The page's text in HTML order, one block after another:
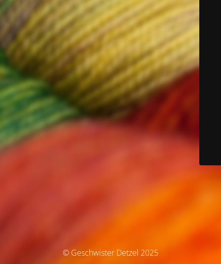
© Geschwister Detzel 2025